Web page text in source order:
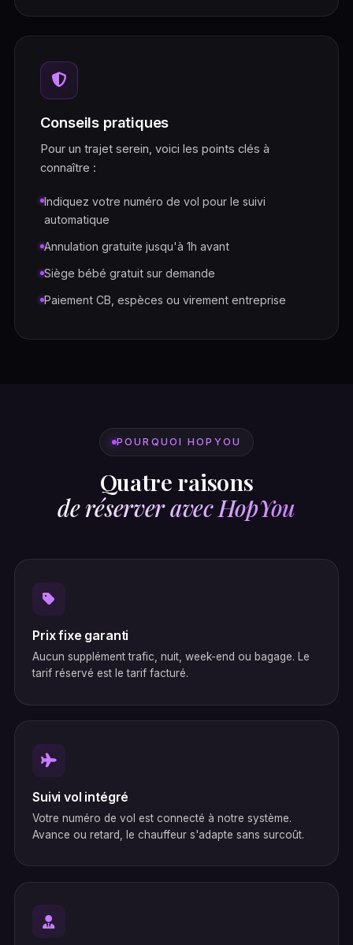
Conseils pratiques
Pour un trajet serein, voici les points clés à
connaître :
Indiquez votre numéro de vol pour le suivi
automatique
Annulation gratuite jusqu'à 1h avant
Siège bébé gratuit sur demande
Paiement CB, espèces ou virement entreprise
POURQUOI HOPYOU
Quatre raisons
de réserver avec HopYou
Prix fixe garanti
Aucun supplément trafic, nuit, week-end ou bagage. Le
tarif réservé est le tarif facturé.
Suivi vol intégré
Votre numéro de vol est connecté à notre système.
Avance ou retard, le chauffeur s'adapte sans surcoût.